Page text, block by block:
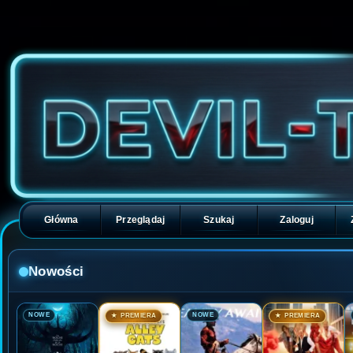
Główna Przeglądaj Szukaj Zaloguj
Nowości
🎬NOWE 🎬★ PREMIERA 🎬NOWE 🎬★ PREMIERA